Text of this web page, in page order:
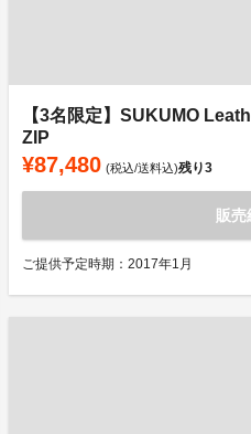
【3名限定】SUKUMO
ZIP
¥87,480 (税込/送料込)残り3
販売
ご提供予定時期：2017年1月